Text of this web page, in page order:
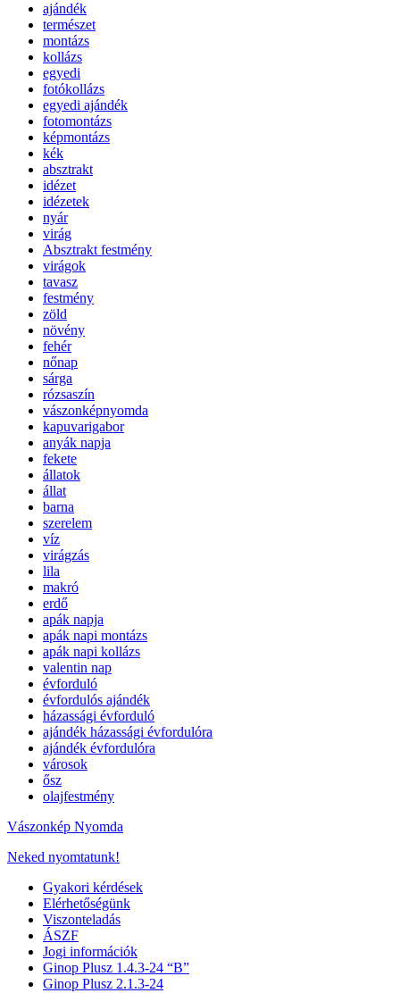
ajándék
természet
montázs
kollázs
egyedi
fotókollázs
egyedi ajándék
fotomontázs
képmontázs
kék
absztrakt
idézet
idézetek
nyár
virág
Absztrakt festmény
virágok
tavasz
festmény
zöld
növény
fehér
nőnap
sárga
rózsaszín
vászonképnyomda
kapuvarigabor
anyák napja
fekete
állatok
állat
barna
szerelem
víz
virágzás
lila
makró
erdő
apák napja
apák napi montázs
apák napi kollázs
valentin nap
évforduló
évfordulós ajándék
házassági évforduló
ajándék házassági évfordulóra
ajándék évfordulóra
városok
ősz
olajfestmény
Vászonkép Nyomda
Neked nyomtatunk!
Gyakori kérdések
Elérhetőségünk
Viszonteladás
ÁSZF
Jogi információk
Ginop Plusz 1.4.3-24 “B”
Ginop Plusz 2.1.3-24